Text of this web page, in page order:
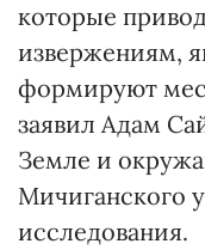
которые
извержениям,
формируют
заявил Адам
Земле и
Мичиганского
исследования.